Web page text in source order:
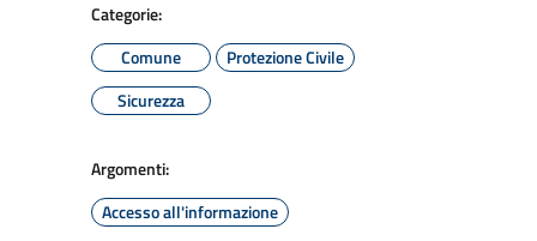
Categorie:
Comune
Protezione Civile
Sicurezza
Argomenti:
Accesso all'informazione